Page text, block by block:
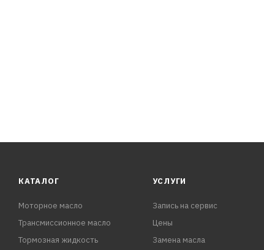
КАТАЛОГ
Моторное масло
Трансмиссионное масло
Тормозная жидкость
УСЛУГИ
Запись на сервис
Цены
Замена масла